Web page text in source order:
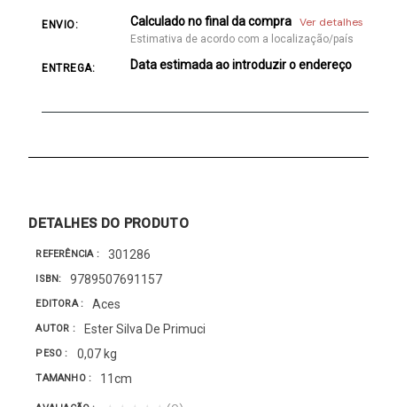
ENVIO: Calculado no final da compra Ver detalhes
Estimativa de acordo com a localização/país
ENTREGA: Data estimada ao introduzir o endereço
DETALHES DO PRODUTO
REFERÊNCIA 301286
ISBN 9789507691157
EDITORA Aces
AUTOR Ester Silva De Primuci
PESO 0,07 kg
TAMANHO 11cm